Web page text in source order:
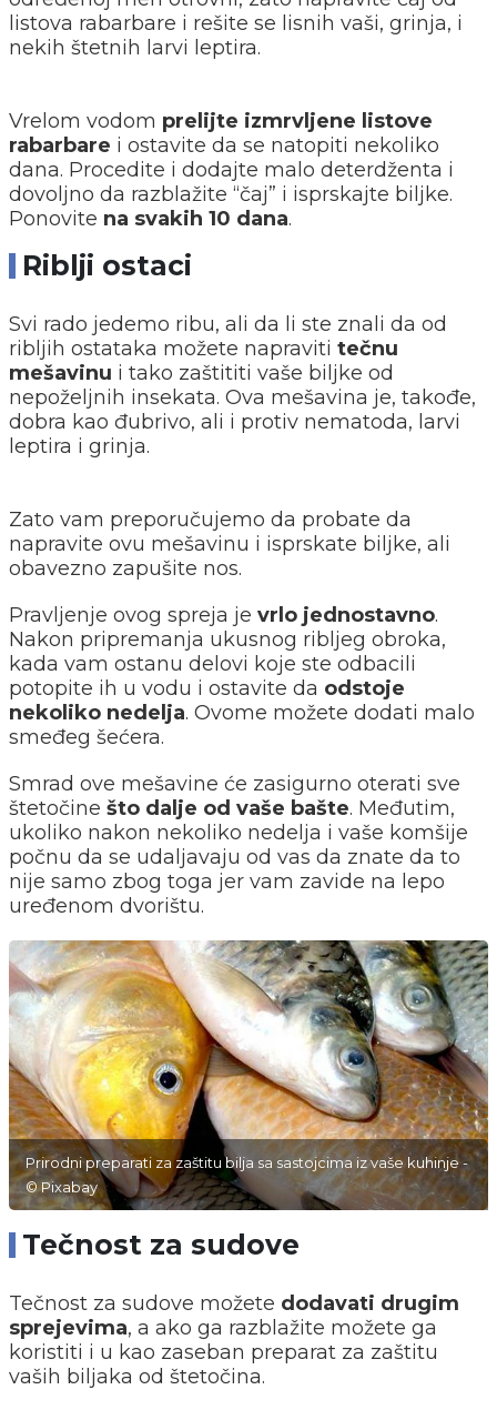
listova rabarbare i rešite se lisnih vaši, grinja, i
nekih štetnih larvi leptira.
Vrelom vodom prelijte izmrvljene listove
rabarbare i ostavite da se natopiti nekoliko
dana. Procedite i dodajte malo deterdženta i
dovoljno da razblažite “čaj” i isprskajte biljke.
Ponovite na svakih 10 dana.
Riblji ostaci
Svi rado jedemo ribu, ali da li ste znali da od
ribljih ostataka možete napraviti tečnu
mešavinu i tako zaštititi vaše biljke od
nepoželjnih insekata. Ova mešavina je, takođe,
dobra kao đubrivo, ali i protiv nematoda, larvi
leptira i grinja.
Zato vam preporučujemo da probate da
napravite ovu mešavinu i isprskate biljke, ali
obavezno zapušite nos.
Pravljenje ovog spreja je vrlo jednostavno.
Nakon pripremanja ukusnog ribljeg obroka,
kada vam ostanu delovi koje ste odbacili
potopite ih u vodu i ostavite da odstoje
nekoliko nedelja. Ovome možete dodati malo
smeđeg šećera.
Smrad ove mešavine će zasigurno oterati sve
štetočine što dalje od vaše bašte. Međutim,
ukoliko nakon nekoliko nedelja i vaše komšije
počnu da se udaljavaju od vas da znate da to
nije samo zbog toga jer vam zavide na lepo
uređenom dvorištu.
Prirodni preparati za zaštitu bilja sa sastojcima iz vaše kuhinje -
© Pixabay
Tečnost za sudove
Tečnost za sudove možete dodavati drugim
sprejevima, a ako ga razblažite možete ga
koristiti i u kao zaseban preparat za zaštitu
vaših biljaka od štetočina.